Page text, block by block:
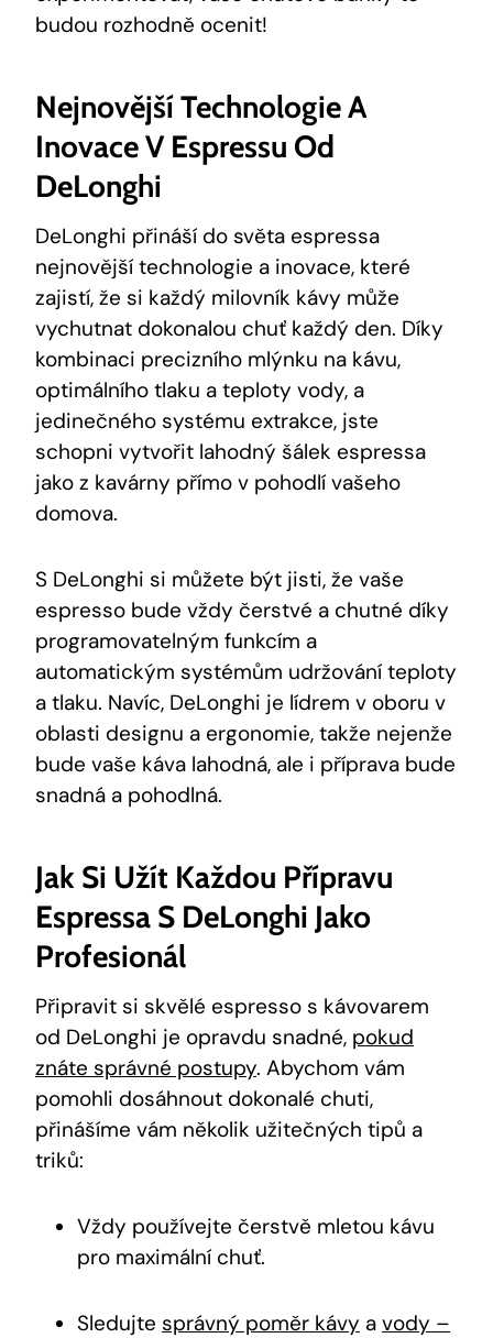
budou rozhodně ocenit!
Nejnovější Technologie A
Inovace​ V Espressu ⁣od
DeLonghi
DeLonghi přináší do‌ světa espressa
nejnovější technologie a‍ inovace, ⁤které
zajistí, že⁢ si každý ‍milovník kávy může
vychutnat dokonalou chuť každý den. Díky‍
kombinaci precizního ⁤mlýnku na kávu,
optimálního tlaku a teploty vody,‍ a
jedinečného ⁣systému extrakce,⁣ jste
schopni vytvořit​ lahodný šálek espressa
jako z kavárny přímo v pohodlí vašeho​
domova.
S DeLonghi ‍si můžete být jisti, že vaše
espresso bude vždy čerstvé a chutné díky
⁤programovatelným funkcím a
automatickým systémům udržování teploty
a tlaku.⁣ Navíc, DeLonghi je‍ lídrem v oboru v
oblasti designu ⁤a ergonomie, takže nejenže
bude vaše káva lahodná, ale​ i příprava bude
snadná a pohodlná.
Jak ‌si ⁤užít Každou Přípravu
Espressa S ​DeLonghi ​jako
Profesionál
Připravit si​ skvělé ⁤espresso​ s kávovarem
od DeLonghi je opravdu‍ snadné, pokud
znáte správné postupy. Abychom vám
pomohli dosáhnout ⁢dokonalé⁣ chuti,
⁣přinášíme‌ vám několik užitečných‌ tipů a
triků:
Vždy používejte čerstvě⁢ mletou kávu
pro maximální chuť.
Sledujte správný poměr kávy a vody –